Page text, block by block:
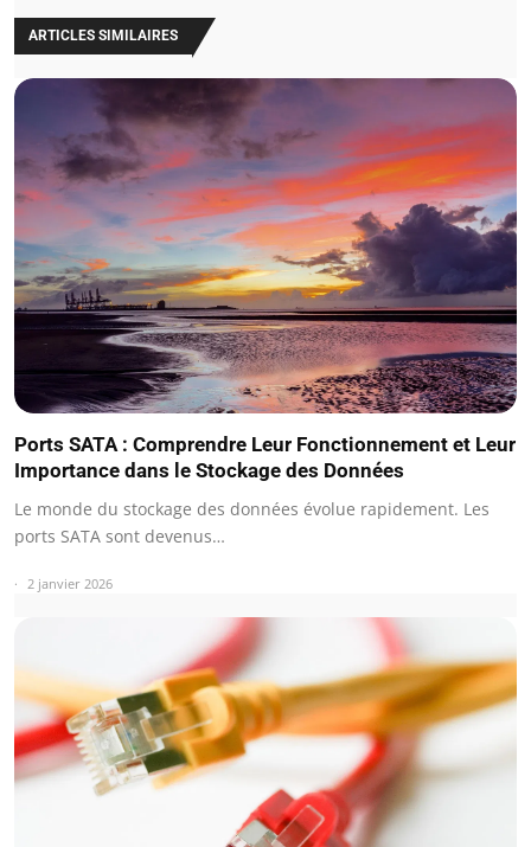
ARTICLES SIMILAIRES
Ports SATA : Comprendre Leur Fonctionnement et Leur
Importance dans le Stockage des Données
Le monde du stockage des données évolue rapidement. Les
ports SATA sont devenus…
2 janvier 2026